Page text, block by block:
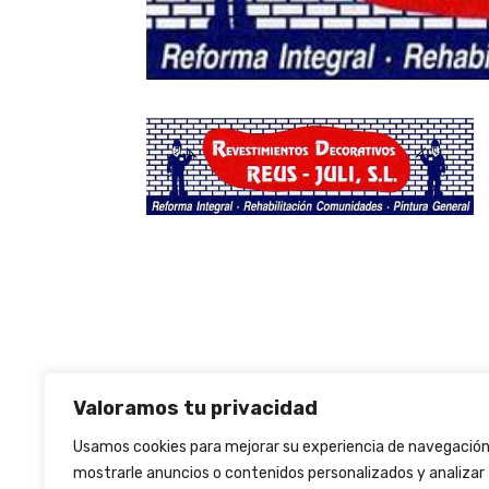
Valoramos tu privacidad
Usamos cookies para mejorar su experiencia de
mostrarle anuncios o contenidos personalizados y analizar